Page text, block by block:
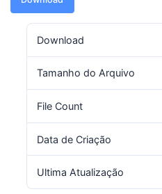
Download
Tamanho do Arquivo
File Count
Data de Criação
Ultima Atualização